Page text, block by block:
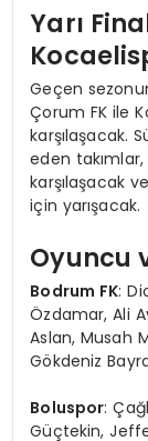
Yarı
Geçen
Çorum FK ile
karşılaşacak.
eden
karşılaşacak
için yarışacak.
Oyuncu
Bodrum FK:
Özdamar, Ali
Aslan, Musah
Gökdeniz
Boluspor:
Güçtekin,